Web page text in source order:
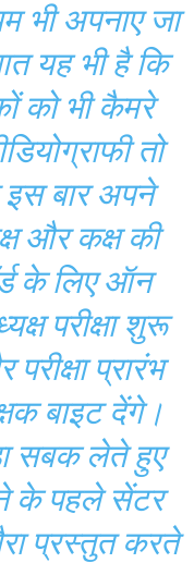
भी अपनाए जा
यह भी है कि
को भी कैमरे
तो
इस बार अपने
और कक्ष की
के लिए ऑन
परीक्षा शुरू
प्रारंभ
बाइट देंगे।
सबक लेते हुए
के पहले सेंटर
प्रस्तुत करते